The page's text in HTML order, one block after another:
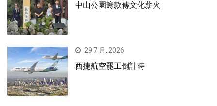
中山公園籌款傳文化薪火
29 7 月, 2026
西捷航空罷工倒計時